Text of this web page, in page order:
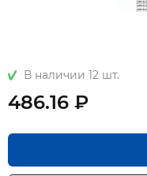
В наличии 12 шт.
486.16 ₽